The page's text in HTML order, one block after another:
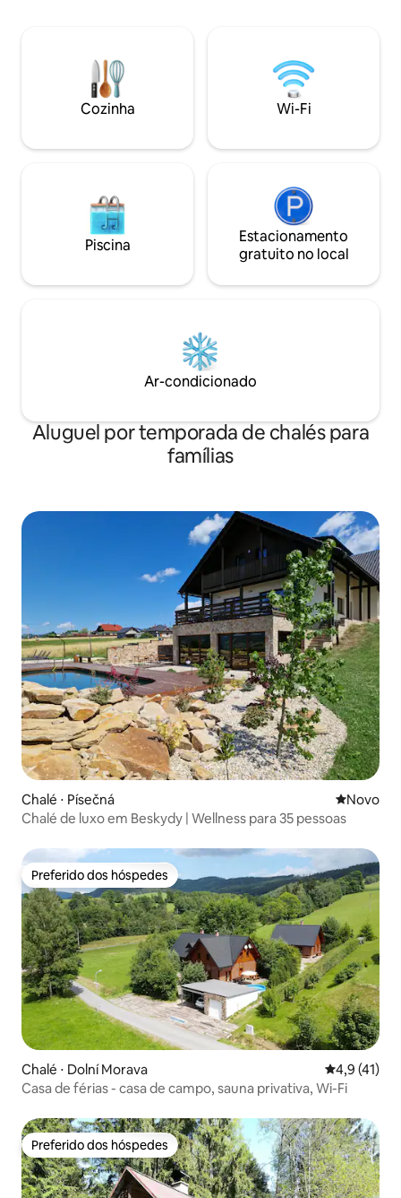
FUN tem uma grande sala de jogos de 45
m2 (ping-pong, dardos, X-box 2020).
Através desta sala de jogos, os dois
apartamentos podem ser interligados e
crianças quanto os adultos podem se
há muitas
caminhadas e
há várias áreas de
Cozinha Wi-Fi
Piscina
Estacionamento
gratuito no local
Ar-condicionado
Aluguel por temporada de chalés para
famílias
Chalé ⋅ Písečná Novo
Novo
Chalé de luxo em Beskydy | Wellness para 35 pessoas
Preferido dos hóspedes
Preferido dos hóspedes
Chalé ⋅ Dolní Morava 4,9 de uma
4,9 (41)
Casa de férias - casa de campo, sauna privativa, Wi-Fi
Preferido dos hóspedes
Preferido dos hóspedes